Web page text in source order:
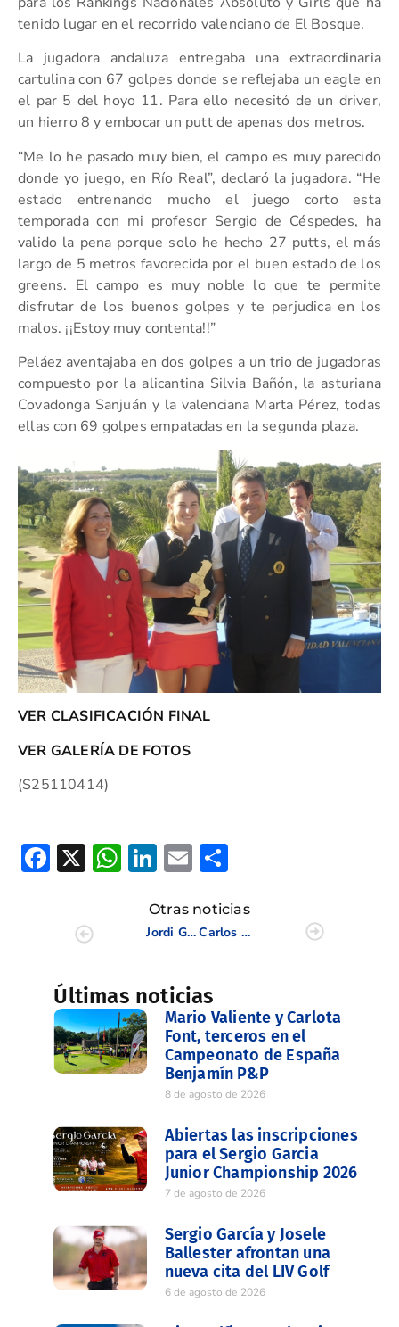
tenido lugar en el recorrido valenciano de El Bosque.
La jugadora andaluza entregaba una extraordinaria
cartulina con 67 golpes donde se reflejaba un eagle en
el par 5 del hoyo 11. Para ello necesitó de un driver,
un hierro 8 y embocar un putt de apenas dos metros.
“Me lo he pasado muy bien, el campo es muy parecido
donde yo juego, en Río Real”, declaró la jugadora. “He
estado entrenando mucho el juego corto esta
temporada con mi profesor Sergio de Céspedes, ha
valido la pena porque solo he hecho 27 putts, el más
largo de 5 metros favorecida por el buen estado de los
greens. El campo es muy noble lo que te permite
disfrutar de los buenos golpes y te perjudica en los
malos. ¡¡Estoy muy contenta!!”
Peláez aventajaba en dos golpes a un trio de jugadoras
compuesto por la alicantina Silvia Bañón, la asturiana
Covadonga Sanjuán y la valenciana Marta Pérez, todas
ellas con 69 golpes empatadas en la segunda plaza.
VER CLASIFICACIÓN FINAL
VER GALERÍA DE FOTOS
(S25110414)
Facebook
X WhatsApp
LinkedIn
Email
Otras noticias
Jordi García del Moral suma su segunda victoria en el Circuito de Profesionales de la Comunidad Valenciana
Carlos Abril finaliza décimo en el Campeonato de España Sub 18. El catalán Víctor García se proclama campeón en Escorpión
Últimas noticias
Mario Valiente y Carlota
Font, terceros en el
Campeonato de España
Benjamín P&P
8 de agosto de 2026
Abiertas las inscripciones
para el Sergio Garcia
Junior Championship 2026
7 de agosto de 2026
Sergio García y Josele
Ballester afrontan una
nueva cita del LIV Golf
6 de agosto de 2026